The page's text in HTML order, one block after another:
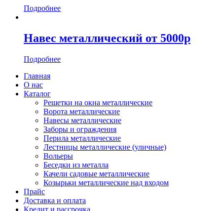
Подробнее
Навес металлический от 5000р
Подробнее
Главная
О нас
Каталог
Решетки на окна металлические
Ворота металлические
Навесы металлические
Заборы и ограждения
Перила металлические
Лестницы металлические (уличные)
Вольеры
Беседки из металла
Качели садовые металлические
Козырьки металлические над входом
Прайс
Доставка и оплата
Кредит и рассрочка